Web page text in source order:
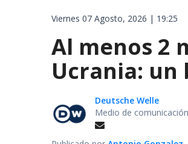
Viernes 07 Agosto, 2026 | 19:25
Al menos 2
Ucrania:
Deutsche Welle
Medio de